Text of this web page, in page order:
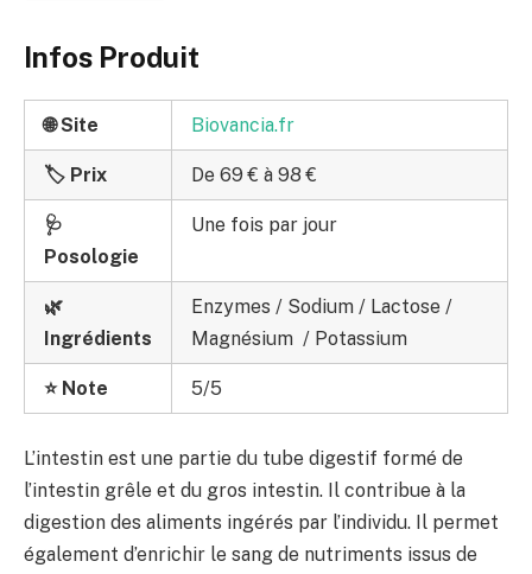
Infos Produit
🌐 Site Biovancia.fr
🏷️ Prix De 69 € à 98 €
🩺
Posologie
Une fois par jour
🌿
Ingrédients
Enzymes / Sodium / Lactose /
Magnésium / Potassium
⭐ Note 5/5
L’intestin est une partie du tube digestif formé de
l’intestin grêle et du gros intestin. Il contribue à la
digestion des aliments ingérés par l’individu. Il permet
également d’enrichir le sang de nutriments issus de